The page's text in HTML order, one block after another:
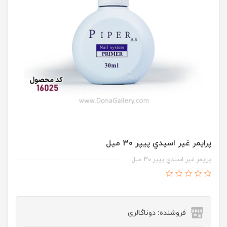
پرايمر غير اسيدي پيپر 30 ميل
پرايمر غير اسيدي پيپر 30 ميل
فروشنده: دوناگالری